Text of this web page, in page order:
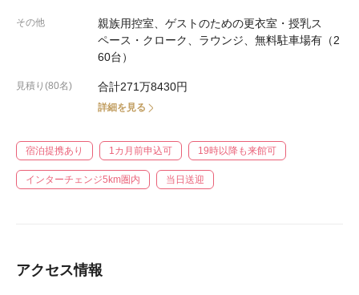
その他
親族用控室、ゲストのための更衣室・授乳ス
ペース・クローク、ラウンジ、無料駐車場有（2
60台）
見積り(80名) 合計271万8430円
詳細を見る
宿泊提携あり 1カ月前申込可 19時以降も来館可
インターチェンジ5km圏内 当日送迎
アクセス情報